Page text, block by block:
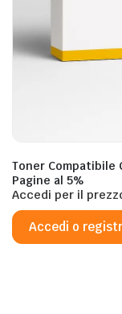
Toner Compatibile
Pagine al 5%
Accedi per il
Accedi o